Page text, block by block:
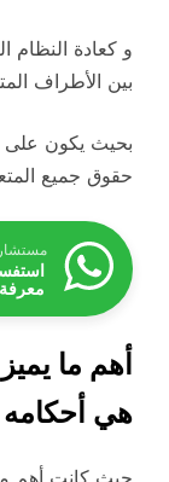
و كعادة النظام
بين الأطراف
بحيث يكون
حقوق جميع
أهم ما
هي أحكامه
حيث كانت أهم